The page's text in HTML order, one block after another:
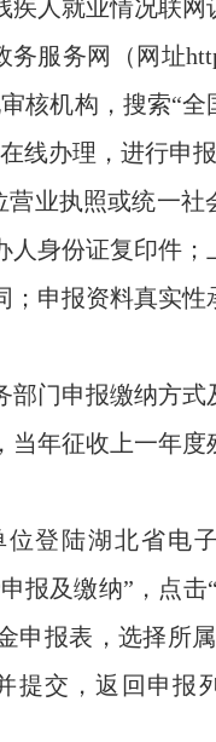
人就业情况联网
服务网（网址
核机构，搜索“全
线办理，进行申
业执照或统一社
人身份证复印件；
；申报资料真实性
门申报缴纳方式
年征收上一年度
登陆湖北省电
报及缴纳”，点击
申报表，选择所
提交，返回申报